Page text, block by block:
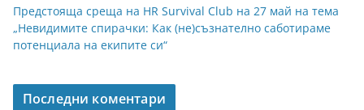
Предстояща среща на HR Survival Club на 27 май на тема
„Невидимите спирачки: Как (не)съзнателно саботираме
потенциала на екипите си“
Последни коментари